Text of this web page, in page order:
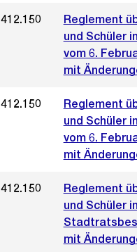
412.150
Reglement
und Schüler
vom 6.
mit
412.150
Reglement
und Schüler
vom 6.
mit
412.150
Reglement
und Schüler
mit